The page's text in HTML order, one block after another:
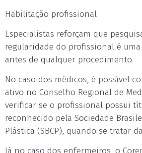
Habilitação profissional
Especialistas reforçam que
regularidade do profissional é
antes de qualquer procedimento.
No caso dos médicos, é possível
ativo no Conselho Regional de
verificar se o profissional possui
reconhecido pela Sociedade
Plástica (SBCP), quando se tratar
Já no caso dos enfermeiros, o